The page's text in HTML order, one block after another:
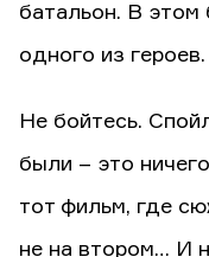
батальон. В этом
одного из
Не бойтесь.
были – это
тот фильм, где
не на втором… И